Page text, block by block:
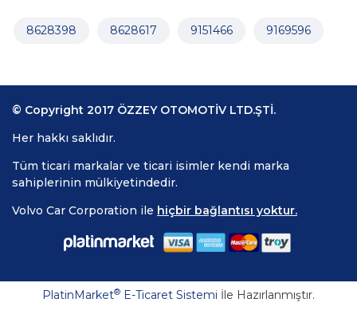
8628398 8628617 9151466 9169596
© Copyright 2017 ÖZZEY OTOMOTİV LTD.ŞTİ.
Her hakkı saklıdır.
Tüm ticari markalar ve ticari isimler kendi marka
sahiplerinin mülkiyetindedir.
Volvo Car Corporation ile hiçbir bağlantısı yoktur.
PlatinMarket® E-Ticaret Sistemi İle Hazırlanmıştır.